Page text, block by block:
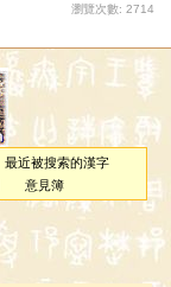
瀏覽次數: 2714
最近被搜索的漢字
意見簿